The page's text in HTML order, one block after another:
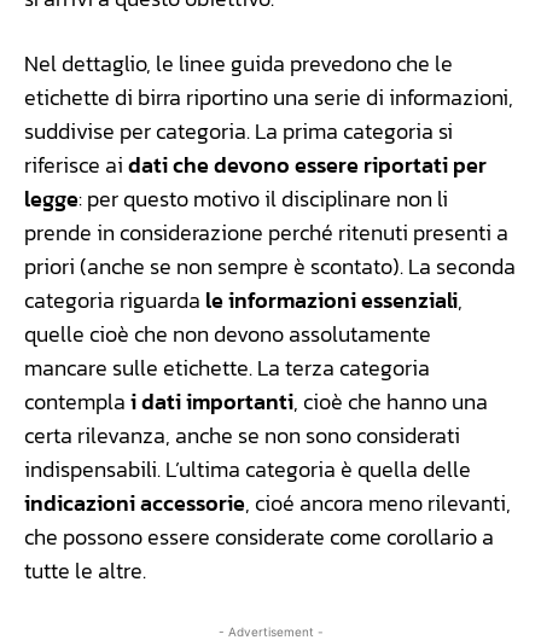
Nel dettaglio, le linee guida prevedono che le
etichette di birra riportino una serie di informazioni,
suddivise per categoria. La prima categoria si
riferisce aidati che devono essere riportati per
legge: per questo motivo il disciplinare non li
prende in considerazione perché ritenuti presenti a
priori (anche se non sempre è scontato). La seconda
categoria riguarda le informazioni essenziali,
quelle cioè che non devono assolutamente
mancare sulle etichette. La terza categoria
contemplai dati importanti, cioè che hanno una
certa rilevanza, anche se non sono considerati
indispensabili. L’ultima categoria è quella delle
indicazioni accessorie, cioé ancora meno rilevanti,
che possono essere considerate come corollario a
tutte le altre.
- Advertisement -